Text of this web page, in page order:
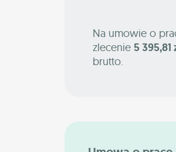
Na umowie o
zlecenie 5 395,81
brutto.